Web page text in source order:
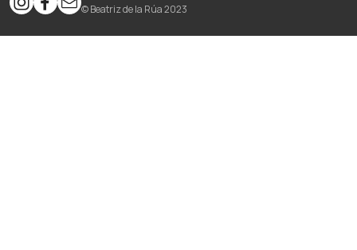
© Beatriz de la Rúa 2023